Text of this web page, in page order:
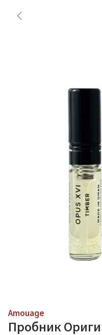
Amouage
Пробник